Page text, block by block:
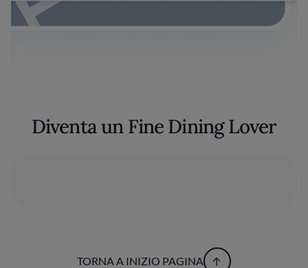
Diventa un Fine Dining Lover
TORNA A INIZIO PAGINA